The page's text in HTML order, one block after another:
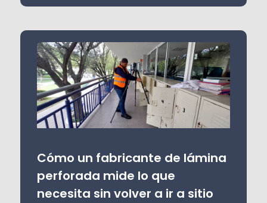
Cómo un fabricante de lámina
perforada mide lo que
necesita sin volver a ir a sitio